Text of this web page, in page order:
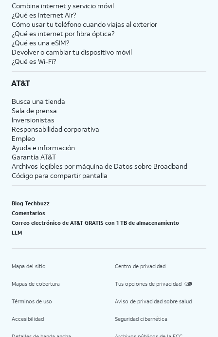
Combina internet y servicio móvil
¿Qué es Internet Air?
Cómo usar tu teléfono cuando viajas al exterior
¿Qué es internet por fibra óptica?
¿Qué es una eSIM?
Devolver o cambiar tu dispositivo móvil
¿Qué es Wi-Fi?
AT&T
Busca una tienda
Sala de prensa
Inversionistas
Responsabilidad corporativa
Empleo
Ayuda e información
Garantía AT&T
Archivos legibles por máquina de Datos sobre Broadband
Código para compartir pantalla
Blog Techbuzz
Comentarios
Correo electrónico de AT&T GRATIS con 1 TB de almacenamiento
LLM
Mapa del sitio
Mapas de cobertura
Términos de uso
Accesibilidad
Centro de privacidad
Tus opciones de privacidad
Aviso de privacidad sobre salud
Seguridad cibernética